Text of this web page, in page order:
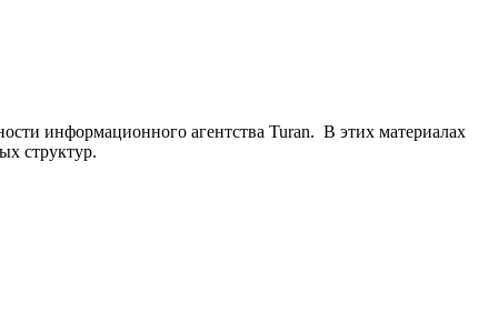
информационного агентства Turan. В этих материалах
структур.